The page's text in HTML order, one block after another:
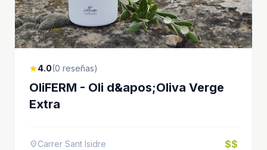
star4.0(0 reseñas)
OliFERM - Oli d&apos;Oliva Verge
Extra
location_onCarrer Sant Isidre $$